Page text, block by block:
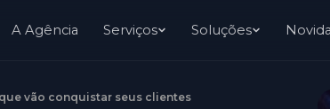
A Agência Serviços Soluções
vão conquistar seus clientes